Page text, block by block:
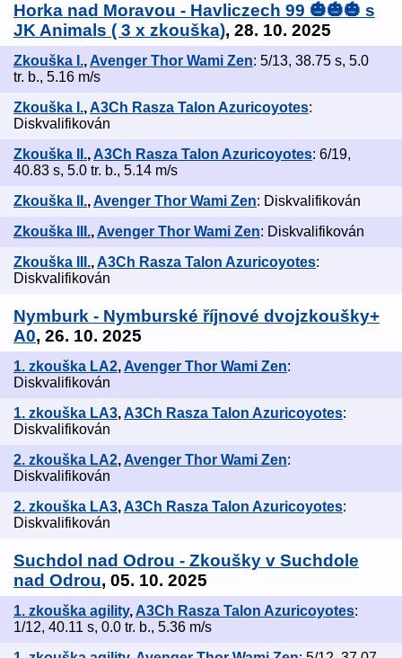
Horka nad Moravou - Havliczech 99 🎃🎃🎃 s
JK Animals ( 3 x zkouška), 28. 10. 2025
Zkouška I., Avenger Thor Wami Zen: 5/13, 38.75 s, 5.0
tr. b., 5.16 m/s
Zkouška I.,A3Ch Rasza Talon Azuricoyotes:
Diskvalifikován
Zkouška II., A3Ch Rasza Talon Azuricoyotes: 6/19,
40.83 s, 5.0 tr. b., 5.14 m/s
Zkouška II.,Avenger Thor Wami Zen: Diskvalifikován
Zkouška III., Avenger Thor Wami Zen: Diskvalifikován
Zkouška III.,A3Ch Rasza Talon Azuricoyotes:
Diskvalifikován
Nymburk - Nymburské říjnové dvojzkoušky+
A0, 26. 10. 2025
1. zkouška LA2, Avenger Thor Wami Zen:
Diskvalifikován
1. zkouška LA3,A3Ch Rasza Talon Azuricoyotes:
Diskvalifikován
2. zkouška LA2, Avenger Thor Wami Zen:
Diskvalifikován
2. zkouška LA3,A3Ch Rasza Talon Azuricoyotes:
Diskvalifikován
Suchdol nad Odrou - Zkoušky v Suchdole
nad Odrou, 05. 10. 2025
1. zkouška agility, A3Ch Rasza Talon Azuricoyotes:
1/12, 40.11 s, 0.0 tr. b., 5.36 m/s